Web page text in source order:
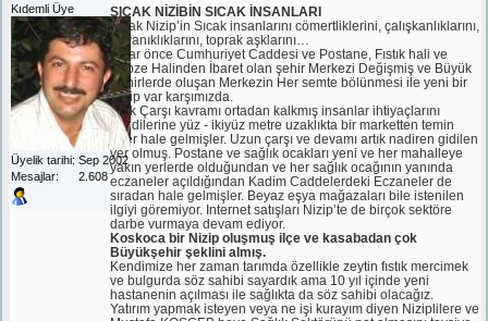
Kıdemli Üye
Üyelik tarihi Sep 2002
Mesajlar
2.608
SICAK NİZİBİN SICAK İNSANLARI
Sıcak Nizip’in Sıcak insanlarını cömertliklerini, çalışkanlıklarını,
dayanıklıklarını, toprak aşklarını…
Yıllar önce Cumhuriyet Caddesi ve Postane, Fıstık hali ve
Sebze Halinden İbaret olan şehir Merkezi Değişmiş ve Büyük
Þehirlerde oluşan Merkezin Her semte bölünmesi ile yeni bir
Nizip var karşımızda.
Artık Çarşı kavramı ortadan kalkmış insanlar ihtiyaçlarını
kendilerine yüz - ikiyüz metre uzaklıkta bir marketten temin
eder hale gelmişler. Uzun çarşı ve devamı artık nadiren gidilen
yer olmuş. Postane ve sağlık ocakları yeni ve her mahalleye
yakın yerlerde olduğundan ve her sağlık ocağının yanında
eczaneler açıldığından Kadim Caddelerdeki Eczaneler de
sıradan hale gelmişler. Beyaz eşya mağazaları bile istenilen
ilgiyi göremiyor. Internet satışları Nizip’te de birçok sektöre
darbe vurmaya devam ediyor.
Koskoca bir Nizip oluşmuş ilçe ve kasabadan çok
Büyükşehir şeklini almış.
Kendimize her zaman tarımda özellikle zeytin fıstık mercimek
ve bulgurda söz sahibi sayardık ama 10 yıl içinde yeni
hastanenin açılması ile sağlıkta da söz sahibi olacağız.
Yatırım yapmak isteyen veya ne işi kurayım diyen Niziplilere ve